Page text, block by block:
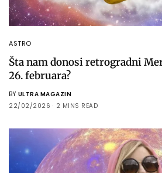
ASTRO
Šta nam donosi retrogradni
26. februara?
BY ULTRA MAGAZIN
22/02/2026
2 MINS READ